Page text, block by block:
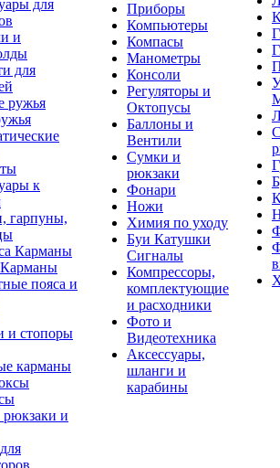
для
и
для
к
гарпуны,
пояса и
и стопоры
карманы
и
Приборы
Компьютеры
Компасы
Манометры
Консоли
Регуляторы и
Октопусы
Баллоны и
Вентили
Сумки и
рюкзаки
Фонари
Ножи
Химия по уходу
Буи Катушки
Сигналы
Компрессоры,
комплектующие
и расходники
Фото и
Видеотехника
Аксессуары,
шланги и
карабины